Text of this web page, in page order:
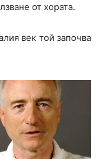
от хората.
век той започва